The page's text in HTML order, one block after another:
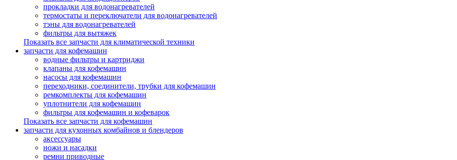
прокладки для водонагревателей
термостаты и переключатели для водонагревателей
тэны для водонагревателей
фильтры для вытяжек
Показать все запчасти для климатической техники
запчасти для кофемашин
водные фильтры и картриджи
клапаны для кофемашин
насосы для кофемашин
переходники, соединители, трубки для кофемашин
ремкомплекты для кофемашин
уплотнители для кофемашин
фильтры для кофемашин и кофеварок
Показать все запчасти для кофемашин
запчасти для кухонных комбайнов и блендеров
аксессуары
ножи и насадки
ремни приводные